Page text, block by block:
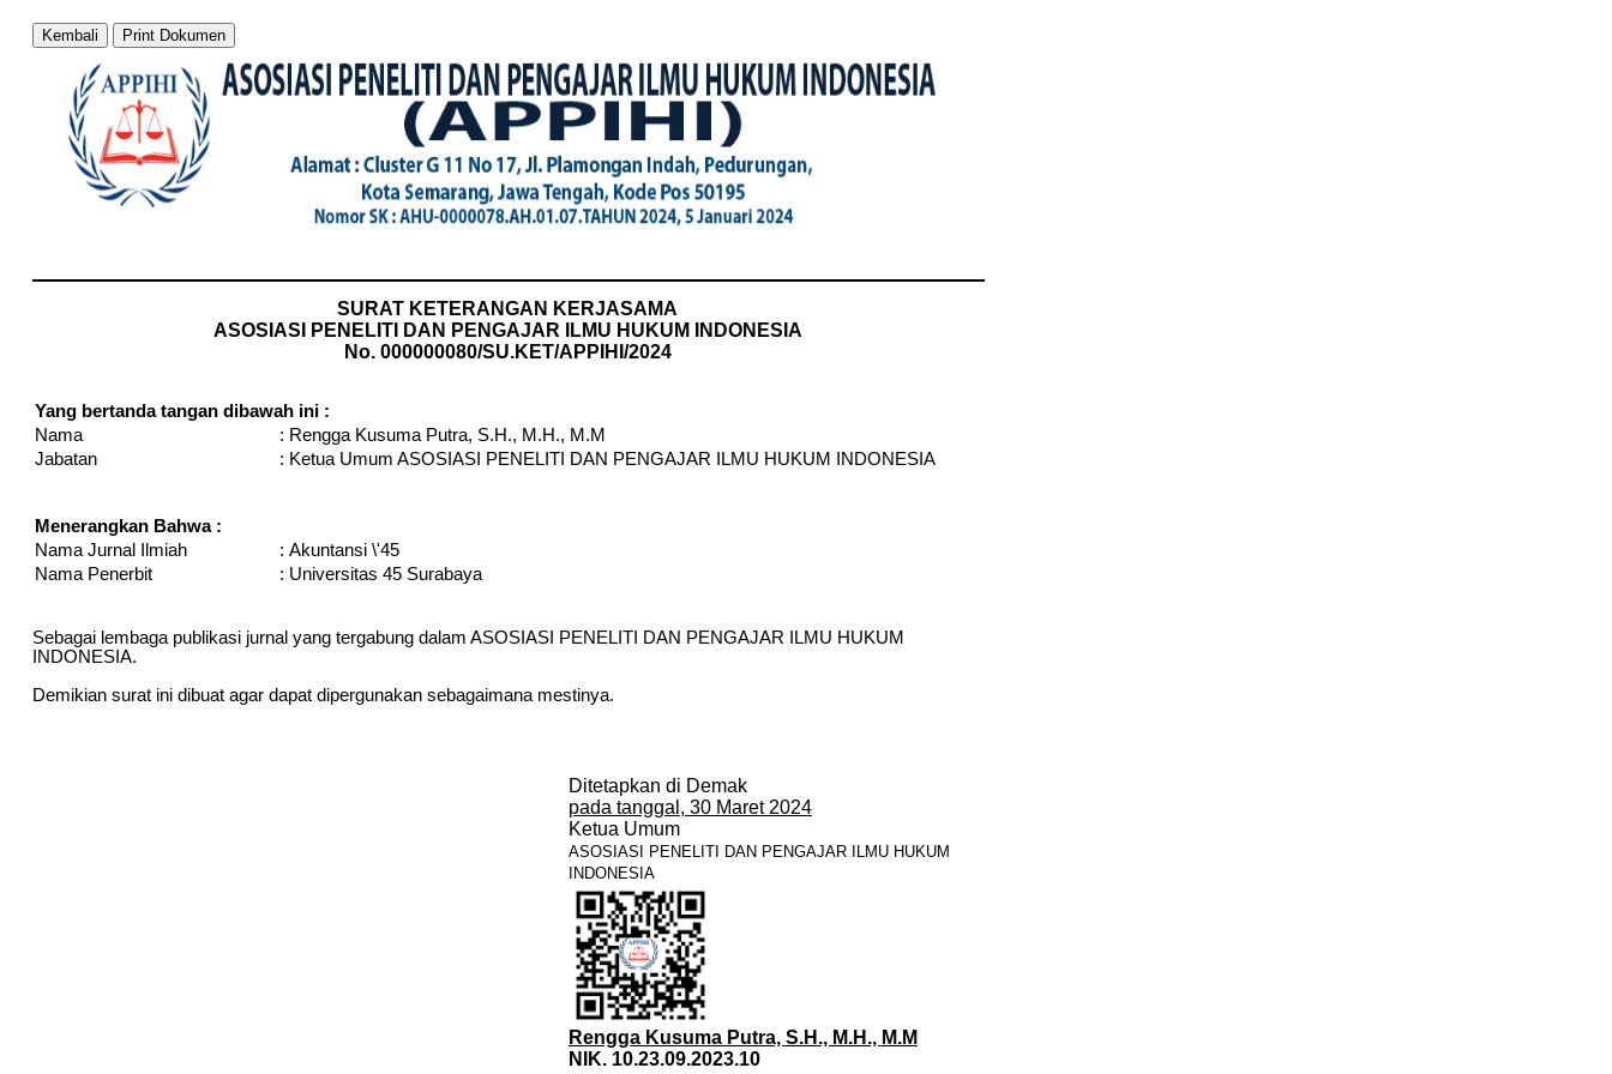
Kembali Print Dokumen
SURAT KETERANGAN KERJASAMA
ASOSIASI PENELITI DAN PENGAJAR ILMU HUKUM INDONESIA
No. 000000080/SU.KET/APPIHI/2024
Yang bertanda tangan dibawah ini :
Nama
: Rengga Kusuma Putra, S.H., M.H., M.M
Jabatan
: Ketua Umum ASOSIASI PENELITI DAN PENGAJAR ILMU HUKUM INDONESIA
Menerangkan Bahwa :
Nama Jurnal Ilmiah
: Akuntansi \'45
Nama Penerbit
: Universitas 45 Surabaya
Sebagai lembaga publikasi jurnal yang tergabung dalam ASOSIASI PENELITI DAN PENGAJAR ILMU HUKUM
INDONESIA.
Demikian surat ini dibuat agar dapat dipergunakan sebagaimana mestinya.
Ditetapkan di Demak
pada tanggal, 30 Maret 2024
Ketua Umum
ASOSIASI PENELITI DAN PENGAJAR ILMU HUKUM
INDONESIA
Rengga Kusuma Putra, S.H., M.H., M.M
NIK. 10.23.09.2023.10